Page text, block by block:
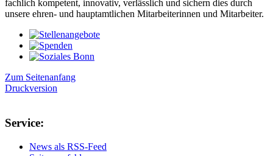
fachlich kompetent, innovativ, verlässlich und sichern dies durch
unsere ehren- und hauptamtlichen Mitarbeiterinnen und Mitarbeiter.
Zum Seitenanfang
Druckversion
Service:
News als RSS-Feed